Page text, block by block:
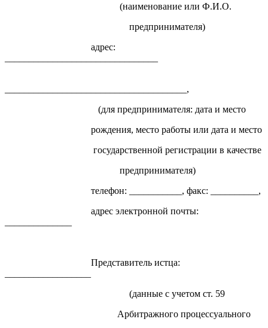
(наименование или Ф.И.О.
предпринимателя)
адрес:
______________________________________,
(для предпринимателя: дата и место
рождения, место работы или дата и место
государственной регистрации в качестве
предпринимателя)
телефон: ___________, факс: __________,
адрес электронной почты:
Представитель истца:
(данные с учетом ст. 59
Арбитражного процессуального